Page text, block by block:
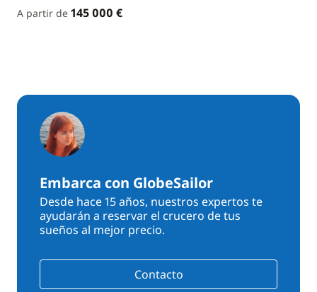
A partir de 145 000 €
Embarca con GlobeSailor
Desde hace 15 años, nuestros expertos te
ayudarán a reservar el crucero de tus
sueños al mejor precio.
Contacto